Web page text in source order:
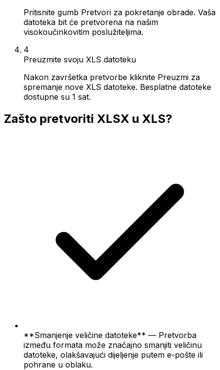
Pritisnite gumb Pretvori za pokretanje obrade. Vaša
datoteka bit će pretvorena na našim
visokoučinkovitim poslužiteljima.
4
Preuzmite svoju XLS datoteku
Nakon završetka pretvorbe kliknite Preuzmi za
spremanje nove XLS datoteke. Besplatne datoteke
dostupne su 1 sat.
Zašto pretvoriti XLSX u XLS?
**Smanjenje veličine datoteke** — Pretvorba
između formata može značajno smanjiti veličinu
datoteke, olakšavajući dijeljenje putem e-pošte ili
pohrane u oblaku.